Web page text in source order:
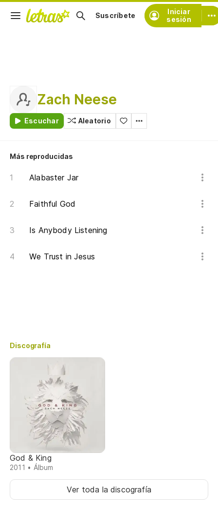
Iniciar
sesión
Suscríbete
Zach Neese
Escuchar Aleatorio
Más reproducidas
Alabaster Jar
Faithful God
Is Anybody Listening
We Trust in Jesus
Discografía
God & King
2011 • Álbum
Ver toda la discografía